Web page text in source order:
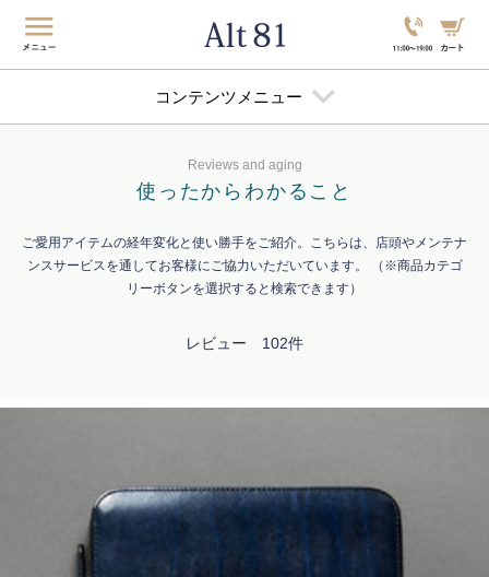
コンテンツメニュー
Reviews and aging
使ったから わかること
ご愛用アイテムの経年変化と使い勝手をご紹介。こちらは、店頭やメンテナ
ンスサービスを通してお客様にご協力いただいています。 （※商品カテゴ
リーボタンを選択すると検索できます）
レビュー 102件